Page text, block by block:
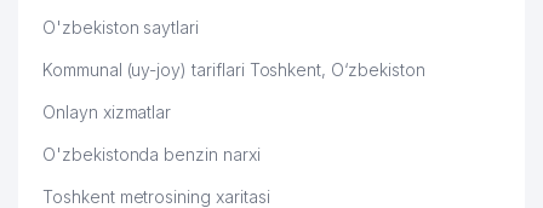
MUASSASASI
52
RISBAKOVA G. YAKKA TARTIBDAGI
54 HAYOT-NASHR MChJ
O'zbekiston saytlari
Kommunal (uy-joy) tariflari Toshkent, O‘zbekiston
Onlayn xizmatlar
O'zbekistonda benzin narxi
Toshkent metrosining xaritasi